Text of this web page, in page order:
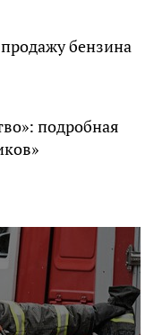
бензина
подробная